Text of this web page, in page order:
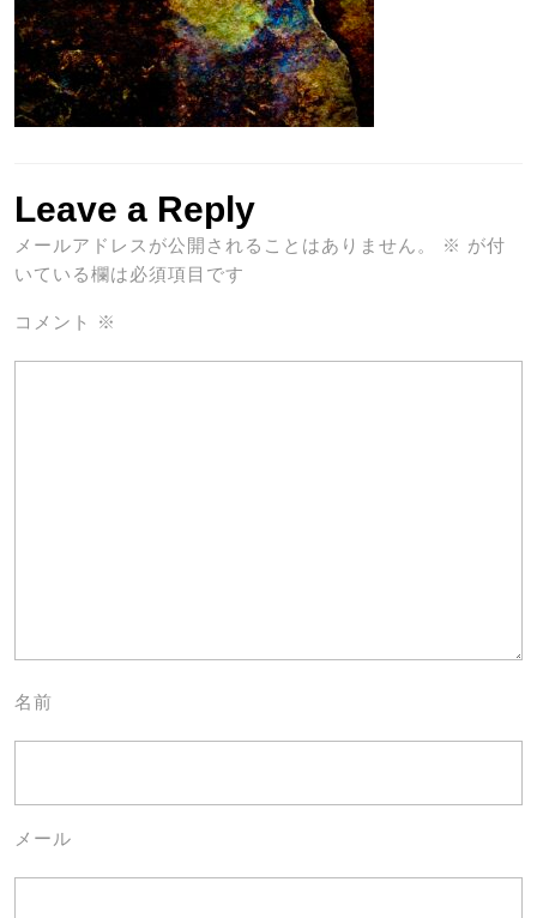
Leave a Reply
メールアドレスが公開されることはありません。 ※ が付
いている欄は必須項目です
コメント ※
名前
メール